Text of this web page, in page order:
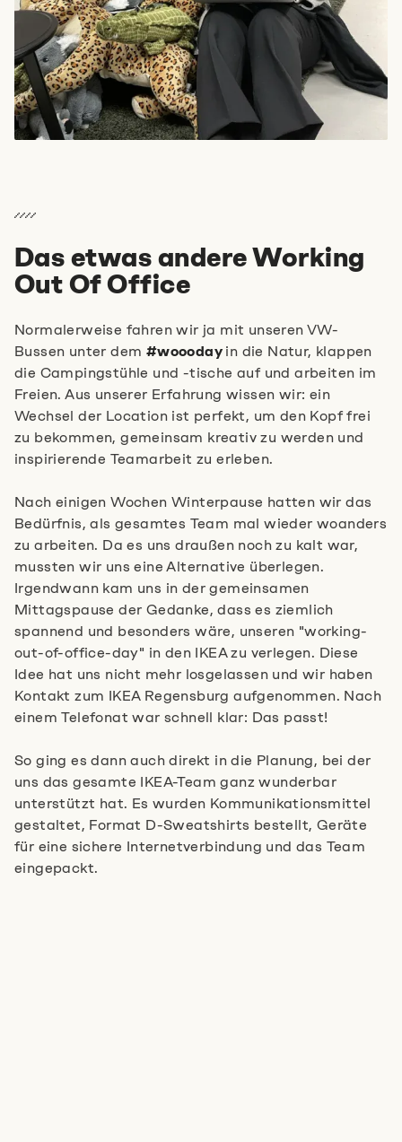
Das etwas andere Working
Out Of Office
Normalerweise fahren wir ja mit unseren VW-
Bussen unter dem #woooday in die Natur, klappen
die Campingstühle und -tische auf und arbeiten im
Freien. Aus unserer Erfahrung wissen wir: ein
Wechsel der Location ist perfekt, um den Kopf frei
zu bekommen, gemeinsam kreativ zu werden und
inspirierende Teamarbeit zu erleben.
Nach einigen Wochen Winterpause hatten wir das
Bedürfnis, als gesamtes Team mal wieder woanders
zu arbeiten. Da es uns draußen noch zu kalt war,
mussten wir uns eine Alternative überlegen.
Irgendwann kam uns in der gemeinsamen
Mittagspause der Gedanke, dass es ziemlich
spannend und besonders wäre, unseren "working-
out-of-office-day" in den IKEA zu verlegen. Diese
Idee hat uns nicht mehr losgelassen und wir haben
Kontakt zum IKEA Regensburg aufgenommen. Nach
einem Telefonat war schnell klar: Das passt!
So ging es dann auch direkt in die Planung, bei der
uns das gesamte IKEA-Team ganz wunderbar
unterstützt hat. Es wurden Kommunikationsmittel
gestaltet, Format D-Sweatshirts bestellt, Geräte
für eine sichere Internetverbindung und das Team
eingepackt.